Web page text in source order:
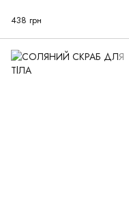
438 грн